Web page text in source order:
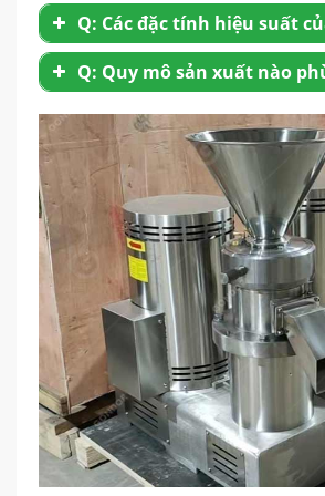
Q: Các đặc tính hiệu suất
mài mịn: Thiết bị có thể
Tiết kiệm năng lượng và
Ổn định và bền bỉ: Được
Q: Quy mô sản xuất nào